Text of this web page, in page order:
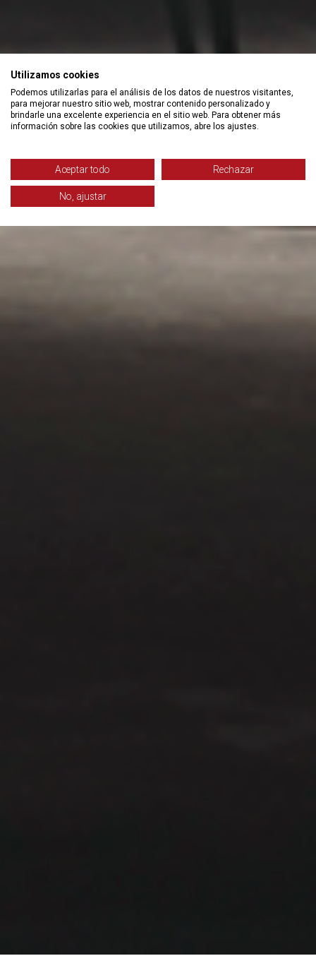
Utilizamos cookies
Podemos utilizarlas para el análisis de los datos de nuestros visitantes,
para mejorar nuestro sitio web, mostrar contenido personalizado y
brindarle una excelente experiencia en el sitio web. Para obtener más
información sobre las cookies que utilizamos, abre los ajustes.
Aceptar todo Rechazar
No, ajustar